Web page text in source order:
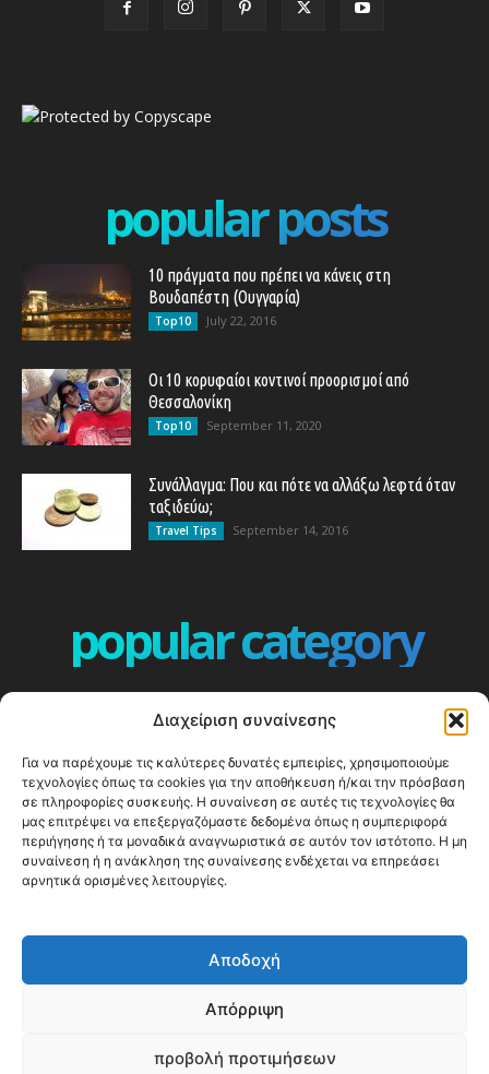
Διαχείριση συναίνεσης
Για να παρέχουμε τις καλύτερες δυνατές εμπειρίες, χρησιμοποιούμε
τεχνολογίες όπως τα cookies για την αποθήκευση ή/και την πρόσβαση
σε πληροφορίες συσκευής. Η συναίνεση σε αυτές τις τεχνολογίες θα
μας επιτρέψει να επεξεργαζόμαστε δεδομένα όπως η συμπεριφορά
περιήγησης ή τα μοναδικά αναγνωριστικά σε αυτόν τον ιστότοπο. Η μη
συναίνεση ή η ανάκληση της συναίνεσης ενδέχεται να επηρεάσει
αρνητικά ορισμένες λειτουργίες.
Αποδοχή
Απόρριψη
προβολή προτιμήσεων
popular posts
10 πράγματα που πρέπει να κάνεις στη
Βουδαπέστη (Ουγγαρία)
Top10 July 22, 2016
Οι 10 κορυφαίοι κοντινοί προορισμοί από
Θεσσαλονίκη
Top10 September 11, 2020
Συνάλλαγμα: Που και πότε να αλλάξω λεφτά όταν
ταξιδεύω;
Travel Tips September 14, 2016
popular category
360
ΕΥΡΩΠΗ
332
ΚΟΣΜΟΣ - WORLD
328
Top10
303
Cool spots
ΝΗΣΙΑ
245
© Happy Traveller 2014-2025